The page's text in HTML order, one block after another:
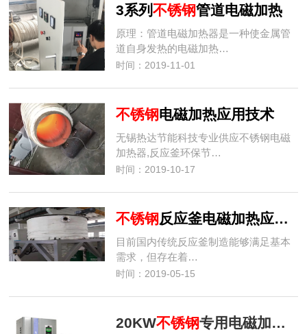
3系列不锈钢管道电磁加热
原理：管道电磁加热器是一种使金属管
道自身发热的电磁加热…
时间：2019-11-01
不锈钢电磁加热应用技术
无锡热达节能科技专业供应不锈钢电磁
加热器,反应釜环保节…
时间：2019-10-17
不锈钢 反应釜电磁加热应用技术
目前国内传统反应釜制造能够满足基本
需求，但存在着…
时间：2019-05-15
20KW不锈钢专用电磁加热器